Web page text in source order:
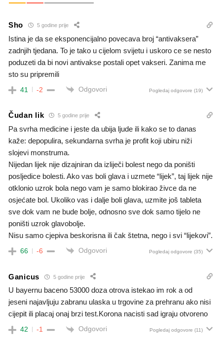
Sho 5 godine prije
Istina je da se eksponencijalno povecava broj “antivaksera”
zadnjih tjedana. To je tako u cijelom svijetu i uskoro ce se nesto
poduzeti da bi novi antivakse postali opet vakseri. Zanima me
sto su pripremili
41 -2 Odgovori Pogledaj odgovore (19)
Čudan lik 5 godine prije
Pa svrha medicine i jeste da ubija ljude ili kako se to danas
kaže: depopulira, sekundarna svrha je profit koji ubiru niži
slojevi monstruma.
Nijedan lijek nije dizajniran da izliječi bolest nego da poništi
posljedice bolesti. Ako vas boli glava i uzmete “lijek”, taj lijek nije
otklonio uzrok bola nego vam je samo blokirao živce da ne
osjećate bol. Ukoliko vas i dalje boli glava, uzmite još tableta
sve dok vam ne bude bolje, odnosno sve dok samo tijelo ne
poništi uzrok glavobolje.
Nisu samo cjepiva beskorisna ili čak štetna, nego i svi “lijekovi”.
66 -6 Odgovori Pogledaj odgovore (35)
Ganicus 5 godine prije
U bayernu baceno 53000 doza otrova istekao im rok a od
jeseni najavljuju zabranu ulaska u trgovine za prehranu ako nisi
cijepit ili placaj onaj brzi test.Korona nacisti sad igraju otvoreno
42 -1 Odgovori Pogledaj odgovore (11)